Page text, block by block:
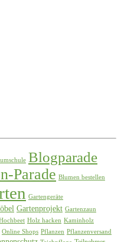
Blogparade
Parade Blumen bestellen
Gartengeräte
Gartenprojekt Gartenzaun
Holz hacken Kaminholz
Online Shops Pflanzen Pflanzenversand